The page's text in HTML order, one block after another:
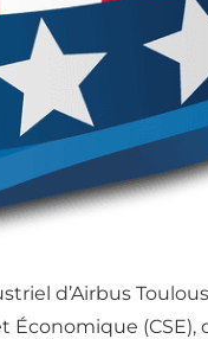
d’Airbus
Économique